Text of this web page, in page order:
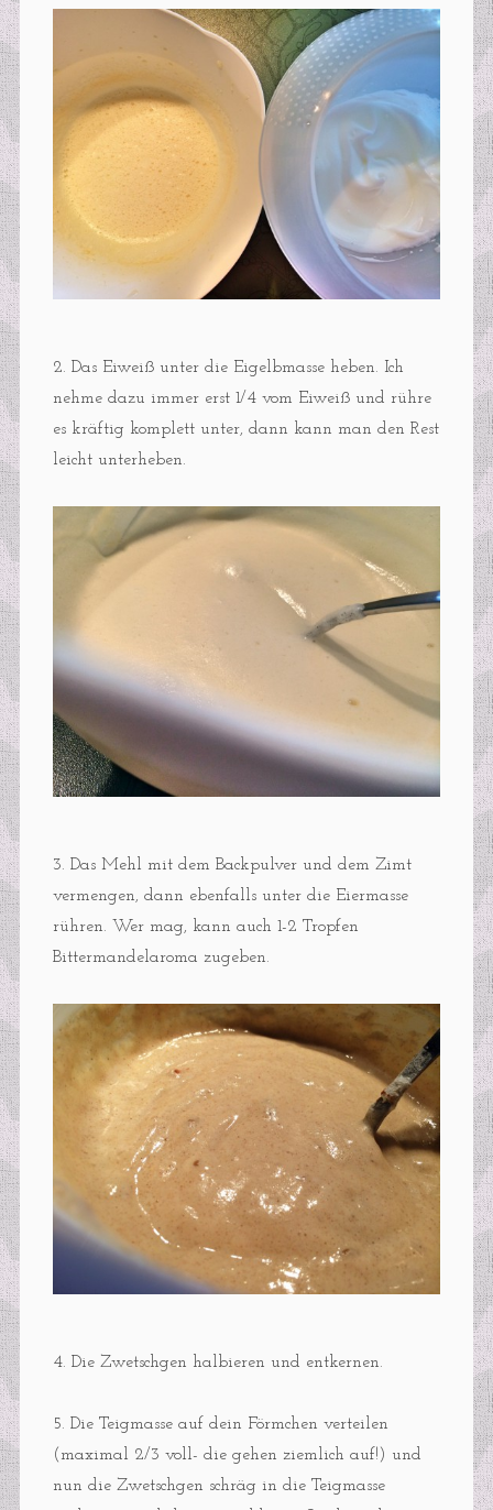
2. Das Eiweiß unter die Eigelbmasse heben. Ich
nehme dazu immer erst 1/4 vom Eiweiß und rühre
es kräftig komplett unter, dann kann man den Rest
leicht unterheben.
3. Das Mehl mit dem Backpulver und dem Zimt
vermengen, dann ebenfalls unter die Eiermasse
rühren. Wer mag, kann auch 1-2 Tropfen
Bittermandelaroma zugeben.
4. Die Zwetschgen halbieren und entkernen.
5. Die Teigmasse auf dein Förmchen verteilen
(maximal 2/3 voll- die gehen ziemlich auf!) und
nun die Zwetschgen schräg in die Teigmasse